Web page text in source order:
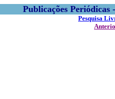
Publicações
Pesquisa